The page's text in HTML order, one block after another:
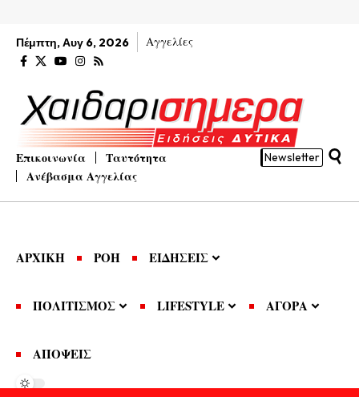
Πέμπτη, Αυγ 6, 2026 Αγγελίες
Επικοινωνία
Ταυτότητα
Ανέβασμα Αγγελίας
Newsletter
ΑΡΧΙΚΗ ΡΟΗ ΕΙΔΗΣΕΙΣ
ΠΟΛΙΤΙΣΜΟΣ LIFESTYLE ΑΓΟΡΑ
ΑΠΟΨΕΙΣ